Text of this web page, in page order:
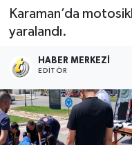
Karaman’da
yaralandı.
HABER MERKEZI
EDITÖR